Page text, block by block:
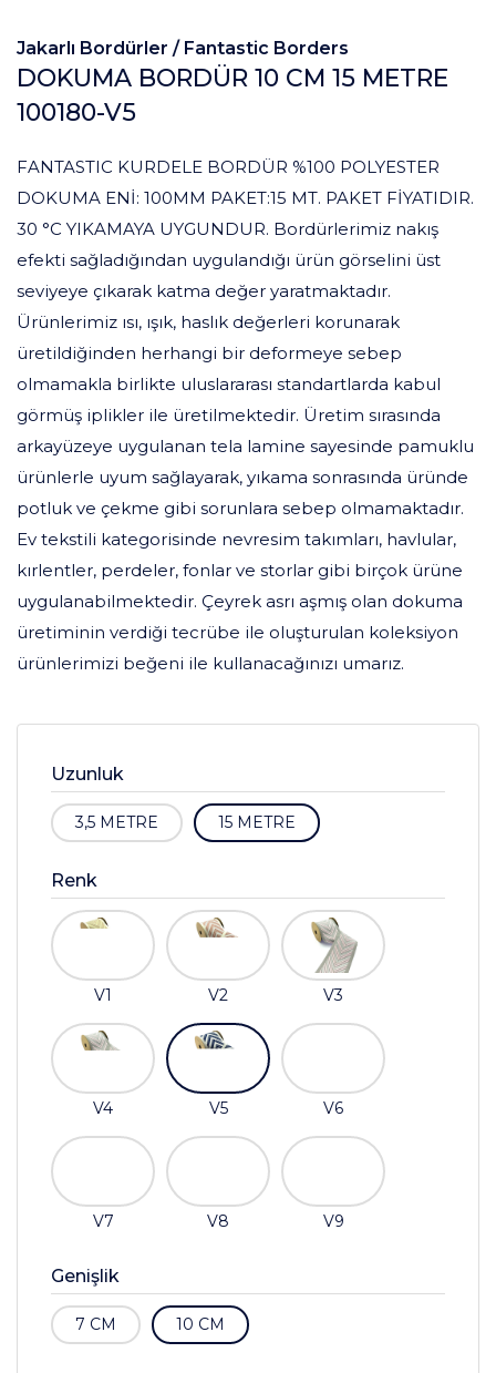
Jakarlı Bordürler / Fantastic Borders
DOKUMA BORDÜR 10 CM 15 METRE
100180-V5
FANTASTIC KURDELE BORDÜR %100 POLYESTER
DOKUMA ENİ: 100MM PAKET:15 MT. PAKET FİYATIDIR.
30 °C YIKAMAYA UYGUNDUR. Bordürlerimiz nakış
efekti sağladığından uygulandığı ürün görselini üst
seviyeye çıkarak katma değer yaratmaktadır.
Ürünlerimiz ısı, ışık, haslık değerleri korunarak
üretildiğinden herhangi bir deformeye sebep
olmamakla birlikte uluslararası standartlarda kabul
görmüş iplikler ile üretilmektedir. Üretim sırasında
arkayüzeye uygulanan tela lamine sayesinde pamuklu
ürünlerle uyum sağlayarak, yıkama sonrasında üründe
potluk ve çekme gibi sorunlara sebep olmamaktadır.
Ev tekstili kategorisinde nevresim takımları, havlular,
kırlentler, perdeler, fonlar ve storlar gibi birçok ürüne
uygulanabilmektedir. Çeyrek asrı aşmış olan dokuma
üretiminin verdiği tecrübe ile oluşturulan koleksiyon
ürünlerimizi beğeni ile kullanacağınızı umarız.
Uzunluk
3,5 METRE 15 METRE
Renk
V1 V2 V3
V4 V5 V6
V7 V8 V9
Genişlik
7 CM 10 CM